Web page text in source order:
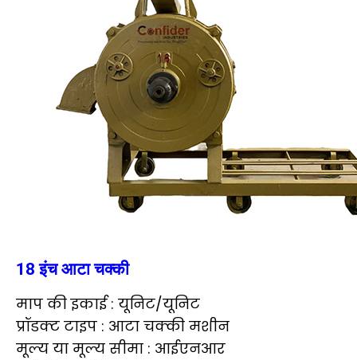
18 इंच आटा चक्की
माप की इकाई : यूनिट/यूनिट
प्रॉडक्ट टाइप : आटा चक्की मशीन
मूल्य या मूल्य सीमा : आईएनआर